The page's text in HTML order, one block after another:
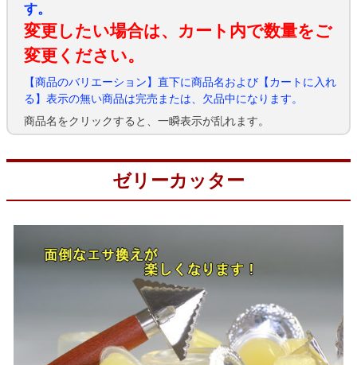
す。
変更したい場合は、カート内で数量をご
変更ください。
【商品のバリエーション】直下に商品名および【カートに入れ
る】表示の無い商品は完売または、欠品中になります。
商品名をクリックすると、一瞬表示が乱れます。
ゼリーカッター